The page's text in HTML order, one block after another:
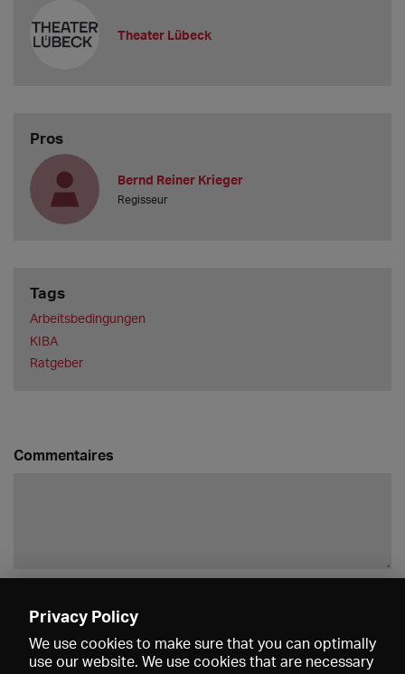
Theater Lübeck
Pros
Bernd Reiner Krieger
Regisseur
Tags
Arbeitsbedingungen
KIBA
Ratgeber
Commentaires
Privacy Policy
We use cookies to make sure that you can optimally
use our website. We use cookies that are necessary